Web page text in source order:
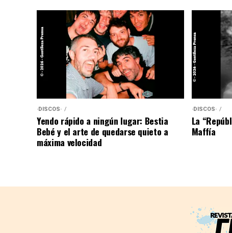
·DISCOS·
Yendo rápido a ningún lugar: Bestia
Bebé y el arte de quedarse quieto a
máxima velocidad
·DISCOS·
La
Maffía